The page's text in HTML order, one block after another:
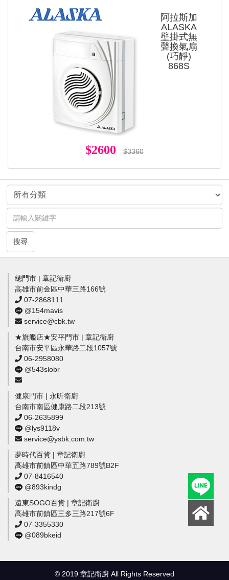
阿拉斯加
ALASKA
壁掛式無
聲換氣扇
(巧靜)
868S
$2600 $3360
搜尋
總門市 | 章記衛廚
高雄市前金區中華三路166號
07-2868111
@154mavis
service@cbk.tw
★旗艦店★安平門市 | 章記衛廚
台南市安平區永華路二段1057號
06-2958080
@543slobr
健康門市 | 永昕衛廚
台南市南區健康路二段213號
06-2635899
@lys9118v
service@ysbk.com.tw
夢時代百貨 | 章記衛廚
高雄市前鎮區中華五路789號B2F
07-8416540
@893kindg
遠東SOGO百貨 | 章記衛廚
高雄市前鎮區三多三路217號6F
07-3355330
@089bkeid
© 2019 章記衛廚 All Rights Reserved